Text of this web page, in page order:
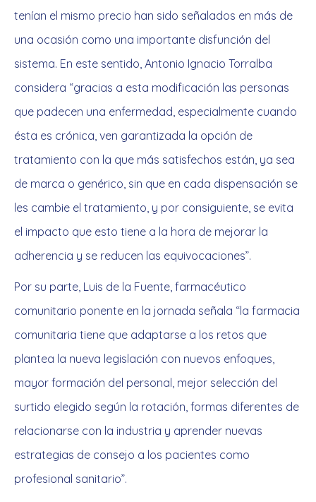
tenían el mismo precio han sido señalados en más de
una ocasión como una importante disfunción del
sistema. En este sentido, Antonio Ignacio Torralba
considera “gracias a esta modificación las personas
que padecen una enfermedad, especialmente cuando
ésta es crónica, ven garantizada la opción de
tratamiento con la que más satisfechos están, ya sea
de marca o genérico, sin que en cada dispensación se
les cambie el tratamiento, y por consiguiente, se evita
el impacto que esto tiene a la hora de mejorar la
adherencia y se reducen las equivocaciones”.
Por su parte, Luis de la Fuente, farmacéutico
comunitario ponente en la jornada señala “la farmacia
comunitaria tiene que adaptarse a los retos que
plantea la nueva legislación con nuevos enfoques,
mayor formación del personal, mejor selección del
surtido elegido según la rotación, formas diferentes de
relacionarse con la industria y aprender nuevas
estrategias de consejo a los pacientes como
profesional sanitario”.